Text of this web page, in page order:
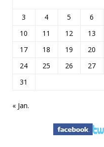
3
4 5 6
10
11 12 13
17
18 19 20
24
25 26 27
31
« Jan.